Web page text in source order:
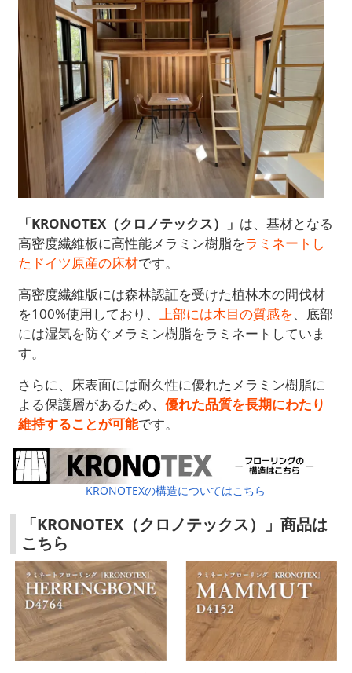
「KRONOTEX（クロノテックス）」 は、基材となる
高密度繊維板に高性能メラミン樹脂をラミネートし
たドイツ原産の床材です。
高密度繊維版には森林認証を受けた植林木の間伐材
を100%使用しており、
上部には木目の質感を、底部
には湿気を防ぐメラミン樹脂をラミネートしていま
す。
さらに、床表面には耐久性に優れたメラミン樹脂に
よる保護層があるため、優れた品質を長期にわたり
維持することが可能です。
KRONOTEXの構造についてはこちら
「KRONOTEX（クロノテックス）」商品は
こちら